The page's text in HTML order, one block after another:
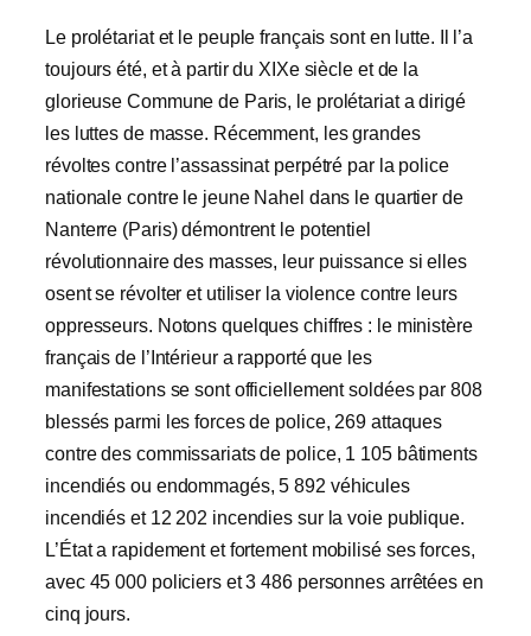
Le prolétariat et le peuple français sont en lutte. Il l’a
toujours été, et à partir du XIXe siècle et de la
glorieuse Commune de Paris, le prolétariat a dirigé
les luttes de masse. Récemment, les grandes
révoltes contre l’assassinat perpétré par la police
nationale contre le jeune Nahel dans le quartier de
Nanterre (Paris) démontrent le potentiel
révolutionnaire des masses, leur puissance si elles
osent se révolter et utiliser la violence contre leurs
oppresseurs. Notons quelques chiffres : le ministère
français de l’Intérieur a rapporté que les
manifestations se sont officiellement soldées par 808
blessés parmi les forces de police, 269 attaques
contre des commissariats de police, 1 105 bâtiments
incendiés ou endommagés, 5 892 véhicules
incendiés et 12 202 incendies sur la voie publique.
L’État a rapidement et fortement mobilisé ses forces,
avec 45 000 policiers et 3 486 personnes arrêtées en
cinq jours.